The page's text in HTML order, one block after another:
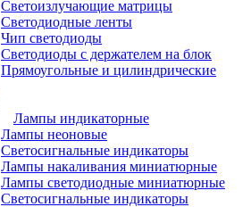
Светоизлучающие матрицы
Светодиодные ленты
Чип светодиоды
Светодиоды с держателем на блок
Прямоугольные и цилиндрические
Лампы индикаторные
Лампы неоновые
Светосигнальные индикаторы
Лампы накаливания миниатюрные
Лампы светодиодные миниатюрные
Светосигнальные индикаторы